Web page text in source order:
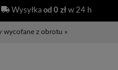
Wysyłka od 0 złw 24 h
wycofane z obrotu »